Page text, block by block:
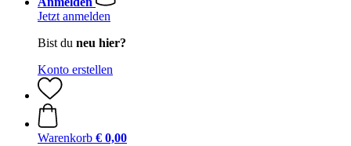
Jetzt anmelden
Bist du neu hier?
Konto erstellen
Warenkorb € 0,00